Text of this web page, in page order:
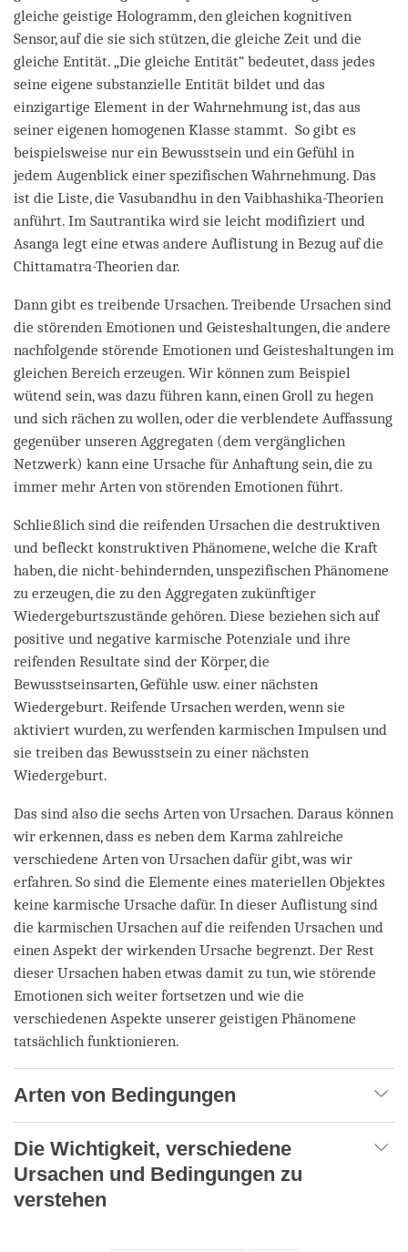
gleiche geistige Hologramm, den gleichen kognitiven
Sensor, auf die sie sich stützen, die gleiche Zeit und die
gleiche Entität. „Die gleiche Entität“ bedeutet, dass jedes
seine eigene substanzielle Entität bildet und das
einzigartige Element in der Wahrnehmung ist, das aus
seiner eigenen homogenen Klasse stammt. So gibt es
beispielsweise nur ein Bewusstsein und ein Gefühl in
jedem Augenblick einer spezifischen Wahrnehmung. Das
ist die Liste, die Vasubandhu in den Vaibhashika-Theorien
anführt. Im Sautrantika wird sie leicht modifiziert und
Asanga legt eine etwas andere Auflistung in Bezug auf die
Chittamatra-Theorien dar.
Dann gibt es treibende Ursachen. Treibende Ursachen sind
die störenden Emotionen und Geisteshaltungen, die andere
nachfolgende störende Emotionen und Geisteshaltungen im
gleichen Bereich erzeugen. Wir können zum Beispiel
wütend sein, was dazu führen kann, einen Groll zu hegen
und sich rächen zu wollen, oder die verblendete Auffassung
gegenüber unseren Aggregaten (dem vergänglichen
Netzwerk) kann eine Ursache für Anhaftung sein, die zu
immer mehr Arten von störenden Emotionen führt.
Schließlich sind die reifenden Ursachen die destruktiven
und befleckt konstruktiven Phänomene, welche die Kraft
haben, die nicht-behindernden, unspezifischen Phänomene
zu erzeugen, die zu den Aggregaten zukünftiger
Wiedergeburtszustände gehören. Diese beziehen sich auf
positive und negative karmische Potenziale und ihre
reifenden Resultate sind der Körper, die
Bewusstseinsarten, Gefühle usw. einer nächsten
Wiedergeburt. Reifende Ursachen werden, wenn sie
aktiviert wurden, zu werfenden karmischen Impulsen und
sie treiben das Bewusstsein zu einer nächsten
Wiedergeburt.
Das sind also die sechs Arten von Ursachen. Daraus können
wir erkennen, dass es neben dem Karma zahlreiche
verschiedene Arten von Ursachen dafür gibt, was wir
erfahren. So sind die Elemente eines materiellen Objektes
keine karmische Ursache dafür. In dieser Auflistung sind
die karmischen Ursachen auf die reifenden Ursachen und
einen Aspekt der wirkenden Ursache begrenzt. Der Rest
dieser Ursachen haben etwas damit zu tun, wie störende
Emotionen sich weiter fortsetzen und wie die
verschiedenen Aspekte unserer geistigen Phänomene
tatsächlich funktionieren.
Arten von Bedingungen
Die Wichtigkeit, verschiedene
Ursachen und Bedingungen zu
verstehen